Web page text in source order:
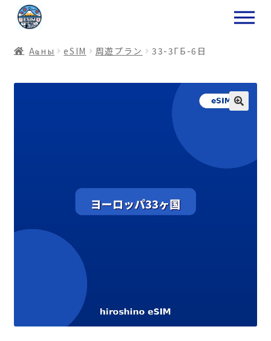
ナ
ビ
ー
ョ
コ
ン
ン
ス
Аҩны еSIM 周遊プラン 33-3ГБ-6日